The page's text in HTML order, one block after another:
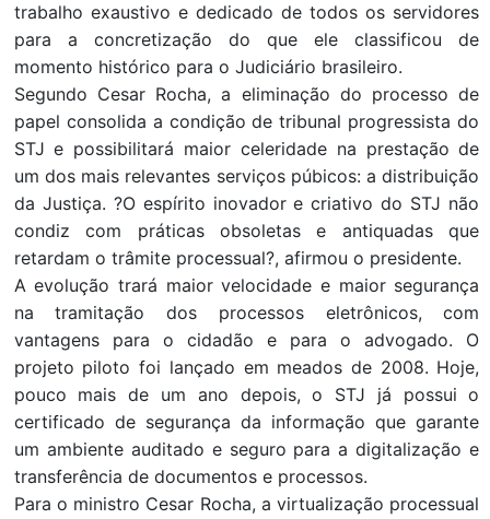
trabalho exaustivo e dedicado de todos os servidores
para a concretização do que ele classificou de
momento histórico para o Judiciário brasileiro.
Segundo Cesar Rocha, a eliminação do processo de
papel consolida a condição de tribunal progressista do
STJ e possibilitará maior celeridade na prestação de
um dos mais relevantes serviços púbicos: a distribuição
da Justiça. ?O espírito inovador e criativo do STJ não
condiz com práticas obsoletas e antiquadas que
retardam o trâmite processual?, afirmou o presidente.
A evolução trará maior velocidade e maior segurança
na tramitação dos processos eletrônicos, com
vantagens para o cidadão e para o advogado. O
projeto piloto foi lançado em meados de 2008. Hoje,
pouco mais de um ano depois, o STJ já possui o
certificado de segurança da informação que garante
um ambiente auditado e seguro para a digitalização e
transferência de documentos e processos.
Para o ministro Cesar Rocha, a virtualização processual